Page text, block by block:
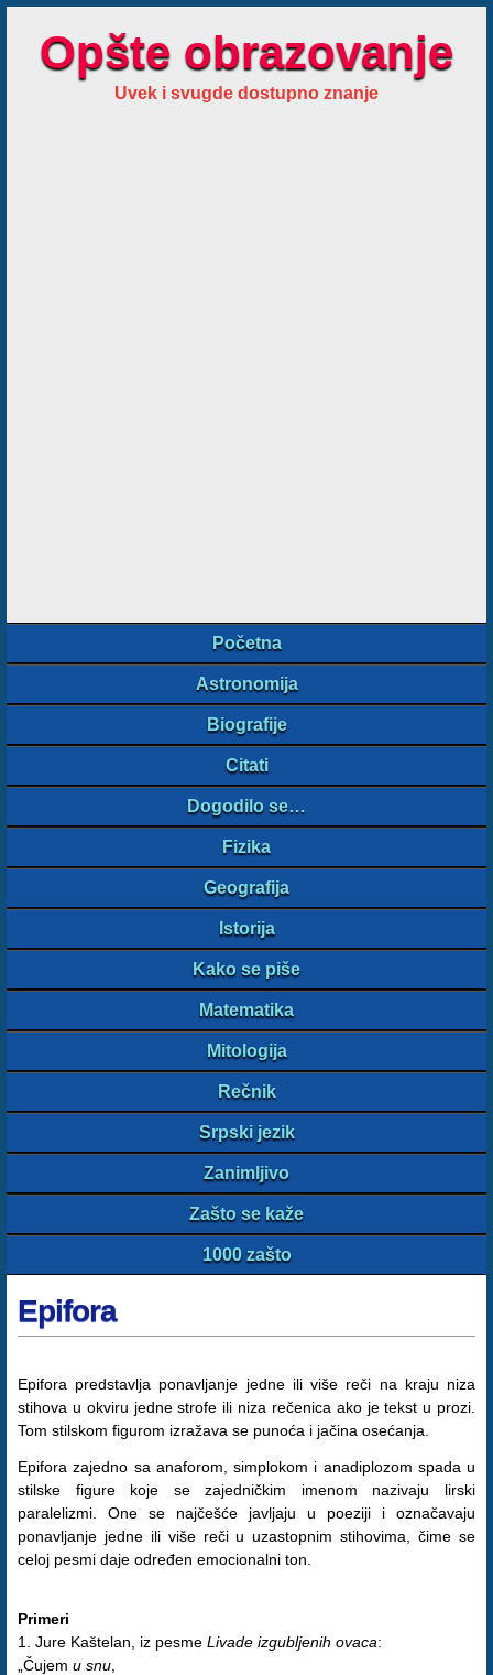
Opšte obrazovanje
Uvek i svugde dostupno znanje
Početna
Astronomija
Biografije
Citati
Dogodilo se…
Fizika
Geografija
Istorija
Kako se piše
Matematika
Mitologija
Rečnik
Srpski jezik
Zanimljivo
Zašto se kaže
1000 zašto
Epifora
Epifora predstavlja ponavljanje jedne ili više reči na kraju niza
stihova u okviru jedne strofe ili niza rečenica ako je tekst u prozi.
Tom stilskom figurom izražava se punoća i jačina osećanja.
Epifora zajedno sa anaforom, simplokom i anadiplozom spada u
stilske figure koje se zajedničkim imenom nazivaju lirski
paralelizmi. One se najčešće javljaju u poeziji i označavaju
ponavljanje jedne ili više reči u uzastopnim stihovima, čime se
celoj pesmi daje određen emocionalni ton.
Primeri
1. Jure Kaštelan, iz pesme Livade izgubljenih ovaca:
„Čujem u snu